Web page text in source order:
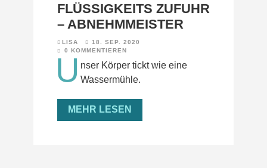
FLÜSSIGKEITS ZUFUHR
– ABNEHMMEISTER
LISA
18. SEP. 2020
0 KOMMENTIEREN
U nser Körper tickt wie eine
Wassermühle.
MEHR LESEN